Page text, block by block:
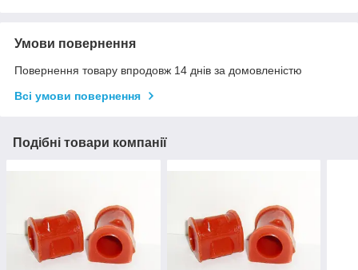
Умови повернення
Повернення товару впродовж 14 днів за домовленістю
Всі умови повернення
Подібні товари компанії